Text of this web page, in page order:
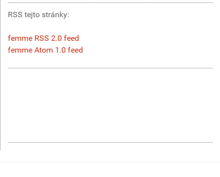
RSS tejto stránky:
femme RSS 2.0 feed
femme Atom 1.0 feed